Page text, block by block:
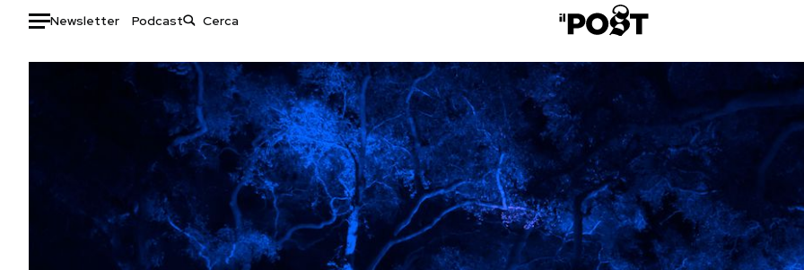
Newsletter Podcast
Auto
Tecnologia
Moda
Libri
Consumismi
Storie/Idee
Ok Boomer!